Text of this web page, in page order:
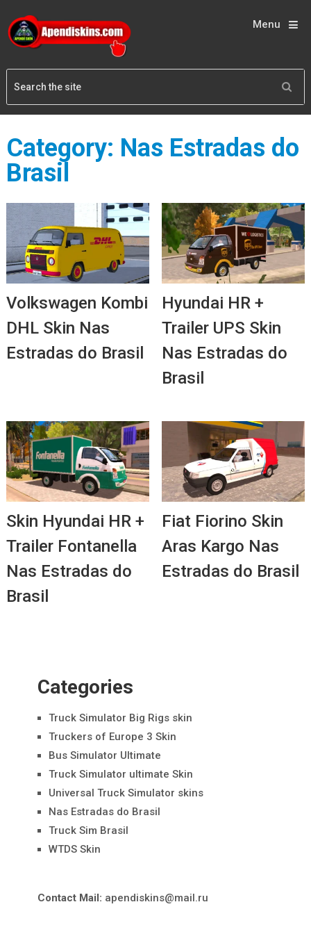
Menu
Category: Nas Estradas do
Brasil
Volkswagen Kombi
DHL Skin Nas
Estradas do Brasil
Hyundai HR +
Trailer UPS Skin
Nas Estradas do
Brasil
Skin Hyundai HR +
Trailer Fontanella
Nas Estradas do
Brasil
Fiat Fiorino Skin
Aras Kargo Nas
Estradas do Brasil
Categories
Truck Simulator Big Rigs skin
Truckers of Europe 3 Skin
Bus Simulator Ultimate
Truck Simulator ultimate Skin
Universal Truck Simulator skins
Nas Estradas do Brasil
Truck Sim Brasil
WTDS Skin
Contact Mail: apendiskins@mail.ru